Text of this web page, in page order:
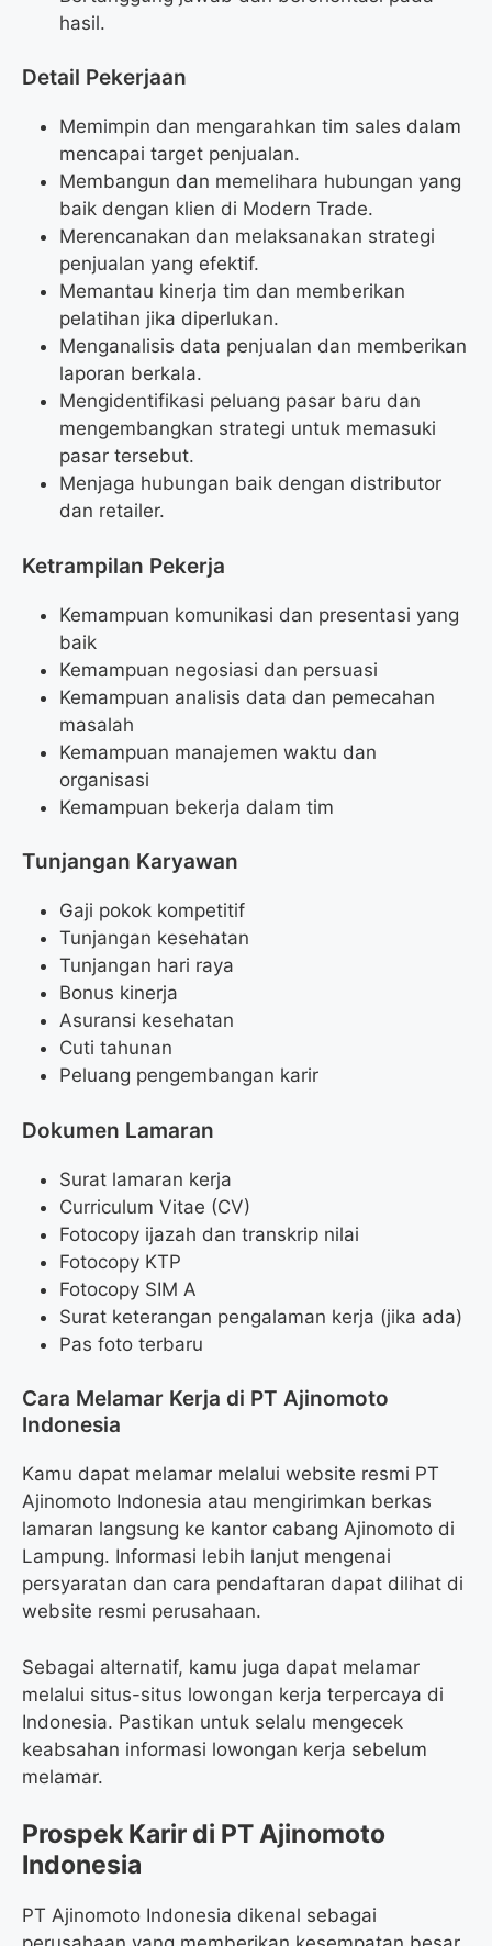
hasil.
Detail Pekerjaan
Memimpin dan mengarahkan tim sales dalam
mencapai target penjualan.
Membangun dan memelihara hubungan yang
baik dengan klien di Modern Trade.
Merencanakan dan melaksanakan strategi
penjualan yang efektif.
Memantau kinerja tim dan memberikan
pelatihan jika diperlukan.
Menganalisis data penjualan dan memberikan
laporan berkala.
Mengidentifikasi peluang pasar baru dan
mengembangkan strategi untuk memasuki
pasar tersebut.
Menjaga hubungan baik dengan distributor
dan retailer.
Ketrampilan Pekerja
Kemampuan komunikasi dan presentasi yang
baik
Kemampuan negosiasi dan persuasi
Kemampuan analisis data dan pemecahan
masalah
Kemampuan manajemen waktu dan
organisasi
Kemampuan bekerja dalam tim
Tunjangan Karyawan
Gaji pokok kompetitif
Tunjangan kesehatan
Tunjangan hari raya
Bonus kinerja
Asuransi kesehatan
Cuti tahunan
Peluang pengembangan karir
Dokumen Lamaran
Surat lamaran kerja
Curriculum Vitae (CV)
Fotocopy ijazah dan transkrip nilai
Fotocopy KTP
Fotocopy SIM A
Surat keterangan pengalaman kerja (jika ada)
Pas foto terbaru
Cara Melamar Kerja di PT Ajinomoto
Indonesia
Kamu dapat melamar melalui website resmi PT
Ajinomoto Indonesia atau mengirimkan berkas
lamaran langsung ke kantor cabang Ajinomoto di
Lampung. Informasi lebih lanjut mengenai
persyaratan dan cara pendaftaran dapat dilihat di
website resmi perusahaan.
Sebagai alternatif, kamu juga dapat melamar
melalui situs-situs lowongan kerja terpercaya di
Indonesia. Pastikan untuk selalu mengecek
keabsahan informasi lowongan kerja sebelum
melamar.
Prospek Karir di PT Ajinomoto
Indonesia
PT Ajinomoto Indonesia dikenal sebagai